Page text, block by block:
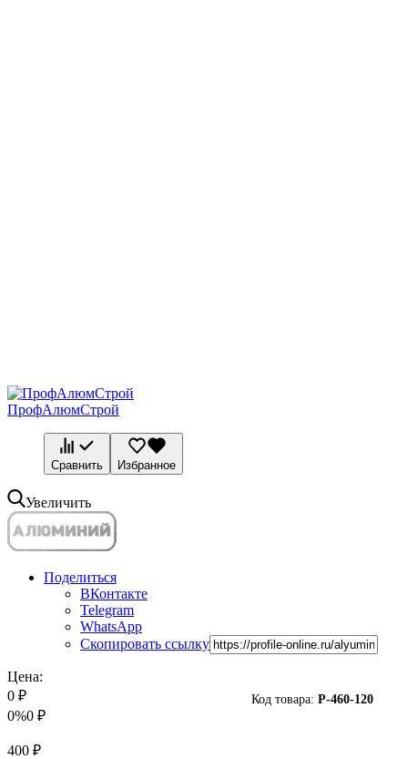
ПрофАлюмСтрой
Сравнить Избранное
Увеличить
Поделиться
ВКонтакте
Telegram
WhatsApp
Скопировать ссылку
Код товара: P-460-120
Цена:
0 ₽
0%0 ₽
400 ₽